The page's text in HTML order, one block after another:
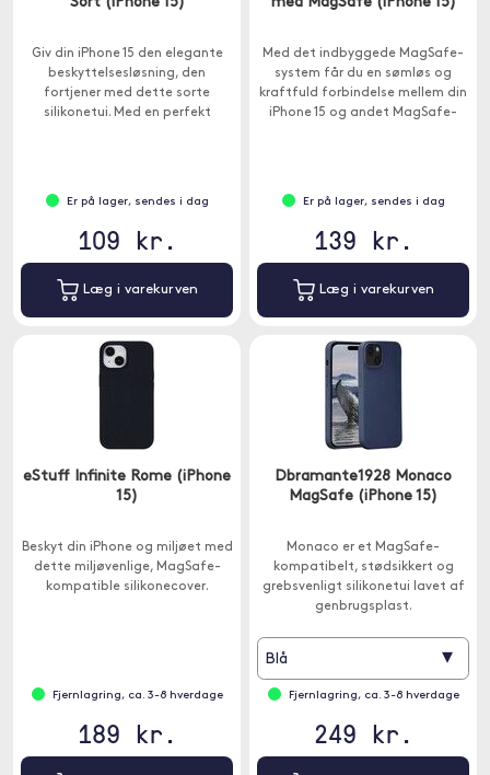
Giv din iPhone 15 den elegante
beskyttelsesløsning, den
fortjener med dette sorte
silikonetui. Med en perfekt
Er på lager, sendes i dag
109 kr.
Læg i varekurven
Med det indbyggede MagSafe-
system får du en sømløs og
kraftfuld forbindelse mellem din
iPhone 15 og andet MagSafe-
Er på lager, sendes i dag
139 kr.
Læg i varekurven
eStuff Infinite Rome (iPhone
15)
Beskyt din iPhone og miljøet med
dette miljøvenlige, MagSafe-
kompatible silikonecover.
Fjernlagring, ca. 3-8 hverdage
189 kr.
Dbramante1928 Monaco
MagSafe (iPhone 15)
Monaco er et MagSafe-
kompatibelt, stødsikkert og
grebsvenligt silikonetui lavet af
genbrugsplast.
Blå ▾
Fjernlagring, ca. 3-8 hverdage
249 kr.